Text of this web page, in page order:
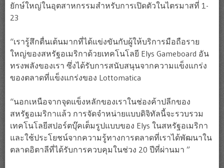
ยักษ์ใหญ่ในอุตสาหกรรมสำหรับการเปิดตัวในไตรมาสที่ 1-
23
“เรารู้สึกตื่นเต้นมากที่ได้แข่งขันกับผู้ให้บริการมือถือราย
ใหญ่ของสหรัฐอเมริกาด้วยเทคโนโลยี Elys Gameboard อัน
ทรงพลังของเรา ซึ่งได้รับการสนับสนุนจากความแข็งแกร่ง
ของตลาดที่แข็งแกร่งของ Lottomatica
“นอกเหนือจากจุดแข็งหลักของเราในช่องค้าปลีกของ
สหรัฐอเมริกาแล้ว การจัดจำหน่ายแบบดิจิทัลนี้จะรวบรวม
เทคโนโลยีสปอร์ตบุ๊คเต็มรูปแบบของ Elys ในสหรัฐอเมริกา
และใช้ประโยชน์จากความรู้ทางการตลาดที่เราได้พัฒนาใน
ตลาดอิตาลีที่ได้รับการควบคุมในช่วง 20 ปีที่ผ่านมา ”